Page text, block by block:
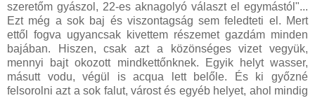
szeretőm gyászol, 22-es aknagolyó választ el egymástól"...
Ezt még a sok baj és viszontagság sem feledteti el. Mert
ettől fogva ugyancsak kivettem részemet gazdám minden
bajában. Hiszen, csak azt a közönséges vizet vegyük,
mennyi bajt okozott mindkettőnknek. Egyik helyt wasser,
másutt vodu, végül is acqua lett belőle. És ki győzné
felsorolni azt a sok falut, várost és egyéb helyet, ahol mindig